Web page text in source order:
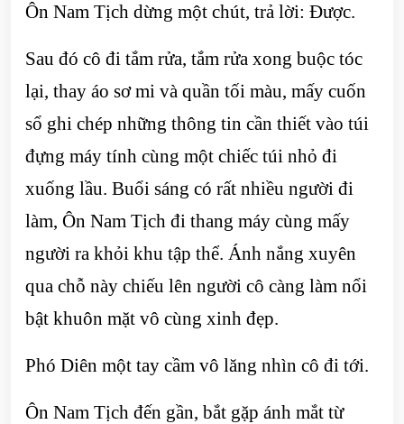
Ôn Nam Tịch dừng một chút, trả lời: Được.
Sau đó cô đi tắm rửa, tắm rửa xong buộc tóc
lại, thay áo sơ mi và quần tối màu, mấy cuốn
sổ ghi chép những thông tin cần thiết vào túi
đựng máy tính cùng một chiếc túi nhỏ đi
xuống lầu. Buổi sáng có rất nhiều người đi
làm, Ôn Nam Tịch đi thang máy cùng mấy
người ra khỏi khu tập thể. Ánh nắng xuyên
qua chỗ này chiếu lên người cô càng làm nổi
bật khuôn mặt vô cùng xinh đẹp.
Phó Diên một tay cầm vô lăng nhìn cô đi tới.
Ôn Nam Tịch đến gần, bắt gặp ánh mắt từ